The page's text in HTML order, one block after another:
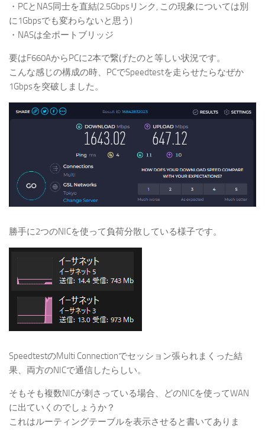
・PCとNAS同士を直結(2.5Gbpsリンク, この現象については別
に1Gbpsでも変わらないと思う)
・NASは全ポートブリッジ
要はF660AからPCに2本で繋げたのと等しい状況です。
こんな感じの構成の時、PCでSpeedtestを走らせたらなぜか
1Gbpsを突破しました。
勝手に2つのNICを使って負荷分散している様子です。
SpeedtestのMulti Connectionでセッション張られまくった結
果、両方のNICで通信したらしい。
そもそも複数NICが刺さっている場合、どのNICを使ってWAN
に出ていくのでしょうか？
これはルーティングテーブルを表示させると書いてありま